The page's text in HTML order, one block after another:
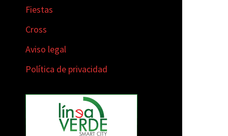
Fiestas
Cross
Aviso legal
Política de privacidad